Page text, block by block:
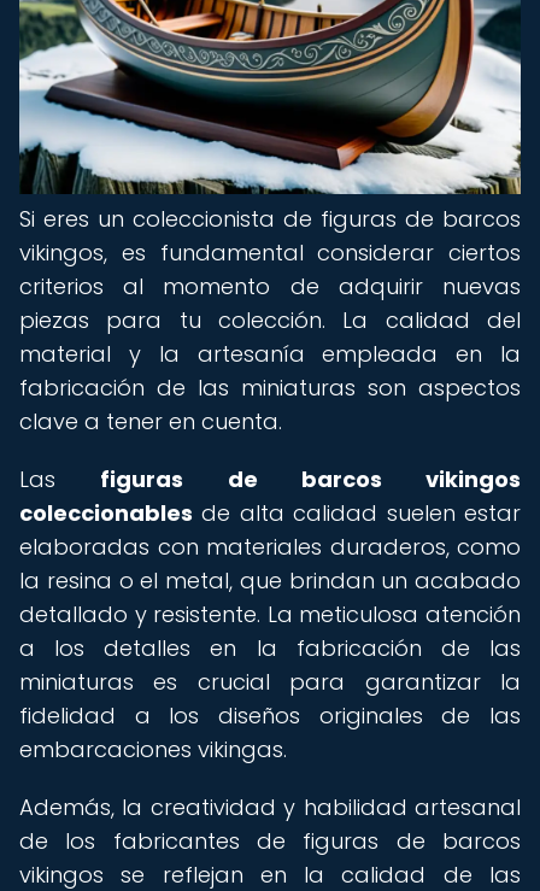
Si eres un coleccionista de figuras de barcos
vikingos, es fundamental considerar ciertos
criterios al momento de adquirir nuevas
piezas para tu colección. La calidad del
material y la artesanía empleada en la
fabricación de las miniaturas son aspectos
clave a tener en cuenta.
Las figuras de barcos vikingos
coleccionables de alta calidad suelen estar
elaboradas con materiales duraderos, como
la resina o el metal, que brindan un acabado
detallado y resistente. La meticulosa atención
a los detalles en la fabricación de las
miniaturas es crucial para garantizar la
fidelidad a los diseños originales de las
embarcaciones vikingas.
Además, la creatividad y habilidad artesanal
de los fabricantes de figuras de barcos
vikingos se reflejan en la calidad de las